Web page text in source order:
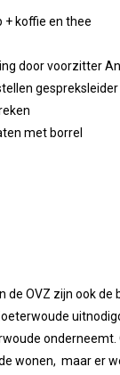
10 OVZ
2026
Dag Van
26-01-2026
08-01-2026:
+ koffie en thee
door voorzitter
met borrel
de OVZ zijn ook
onderneemt.
wonen, maar er